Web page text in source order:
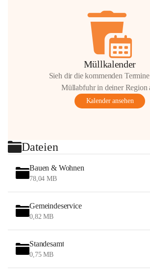
Müllkalender
Sieh dir die kommenden
Müllabfuhr in deiner Region
Kalender ansehen
Dateien
Bauen & Wohnen
78,04 MB
Gemeindeservice
0,82 MB
Standesamt
0,75 MB